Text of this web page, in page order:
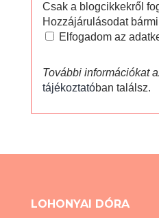
Csak a blogcikkekről
Hozzájárulásodat
Elfogadom az
További információkat
tájékoztatóban találsz.
LOHONYAI DÓRA